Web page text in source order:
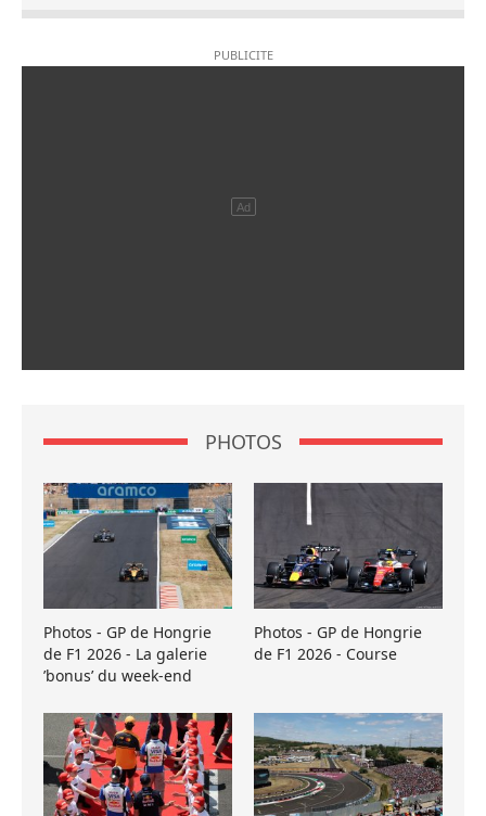
PHOTOS
Photos - GP de Hongrie
de F1 2026 - La galerie
’bonus’ du week-end
Photos - GP de Hongrie
de F1 2026 - Course